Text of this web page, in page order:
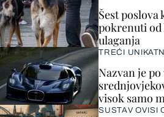
Šest poslova
pokrenuti
ulaganja
TREĆI
Nazvan je
visok samo
SUSTAV OVISI